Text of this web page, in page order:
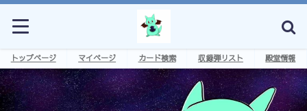
トップページ マイページ カード検索 収録弾リスト 殿堂情報